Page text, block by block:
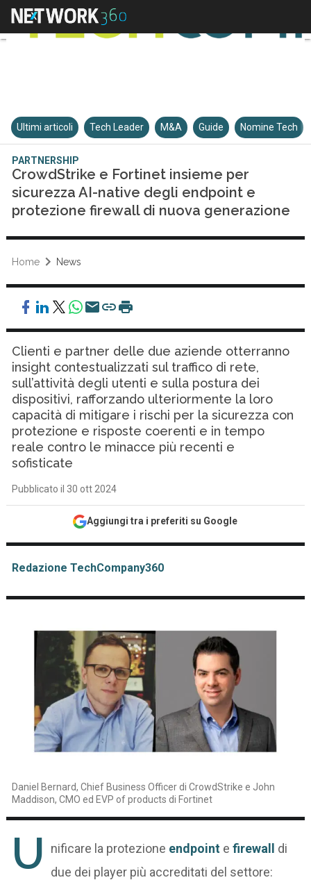
Ultimi articoli Tech Leader M&A Guide Nomine Tech
PARTNERSHIP
CrowdStrike e Fortinet insieme per
sicurezza AI-native degli endpoint e
protezione firewall di nuova generazione
Home News
Clienti e partner delle due aziende otterranno
insight contestualizzati sul traffico di rete,
sull’attività degli utenti e sulla postura dei
dispositivi, rafforzando ulteriormente la loro
capacità di mitigare i rischi per la sicurezza con
protezione e risposte coerenti e in tempo
reale contro le minacce più recenti e
sofisticate
Pubblicato il 30 ott 2024
Aggiungi tra i preferiti su Google
Redazione TechCompany360
Daniel Bernard, Chief Business Officer di CrowdStrike e John
Maddison, CMO ed EVP of products di Fortinet
U nificare la protezione endpoint efirewall di
due dei player più accreditati del settore: